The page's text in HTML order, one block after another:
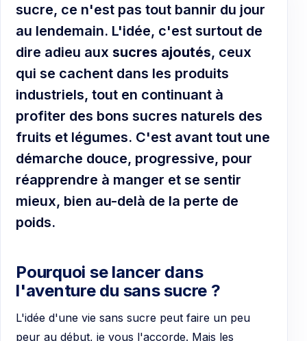
sucre, ce n'est pas tout bannir du jour
au lendemain. L'idée, c'est surtout de
dire adieu aux sucres ajoutés, ceux
qui se cachent dans les produits
industriels, tout en continuant à
profiter des bons sucres naturels des
fruits et légumes. C'est avant tout une
démarche douce, progressive, pour
réapprendre à manger et se sentir
mieux, bien au-delà de la perte de
poids.
Pourquoi se lancer dans
l'aventure du sans sucre ?
L'idée d'une vie sans sucre peut faire un peu
peur au début, je vous l'accorde. Mais les